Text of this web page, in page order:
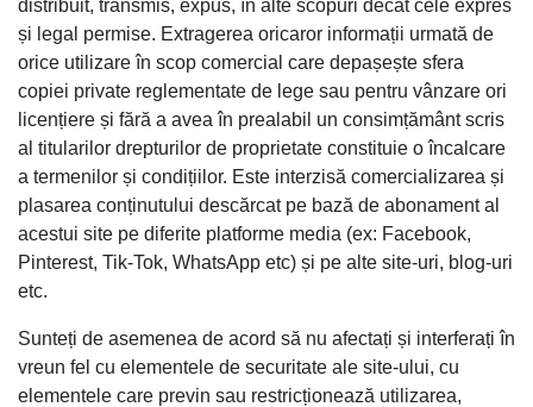
distribuit, transmis, expus, în alte scopuri decât cele expres
și legal permise. Extragerea oricaror informații urmată de
orice utilizare în scop comercial care depașește sfera
copiei private reglementate de lege sau pentru vânzare ori
licențiere și fără a avea în prealabil un consimțământ scris
al titularilor drepturilor de proprietate constituie o încalcare
a termenilor și condițiilor. Este interzisă comercializarea și
plasarea conținutului descărcat pe bază de abonament al
acestui site pe diferite platforme media (ex: Facebook,
Pinterest, Tik-Tok, WhatsApp etc) și pe alte site-uri, blog-uri
etc.
Sunteți de asemenea de acord să nu afectați și interferați în
vreun fel cu elementele de securitate ale site-ului, cu
elementele care previn sau restricționează utilizarea,